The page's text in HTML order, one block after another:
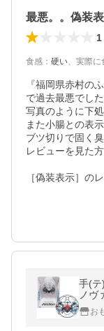
最悪。。偽装
1
食感 ： 硬い、 実際に
『福岡県赤村の
で過去最悪でした
写真のように下
また小腸との表
ブツ切りで固く
レビューを見た
［偽装表示］の
手(テ
ノヴ
お